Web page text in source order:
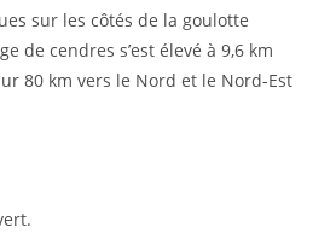
sur les côtés de la goulotte
de cendres s’est élevé à 9,6 km
80 km vers le Nord et le Nord-Est